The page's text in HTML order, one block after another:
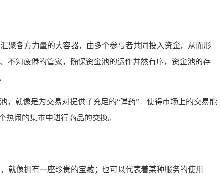
聚各方力量的大容器，由多个参与者共同投入资金，从而形
不知疲倦的管家，确保资金池的运作井然有序，资金池的存
就像是为交易对提供了充足的“弹药”，使得市场上的交易能
闹的集市中进行商品的交换。
就像拥有一座珍贵的宝藏；也可以代表着某种服务的使用